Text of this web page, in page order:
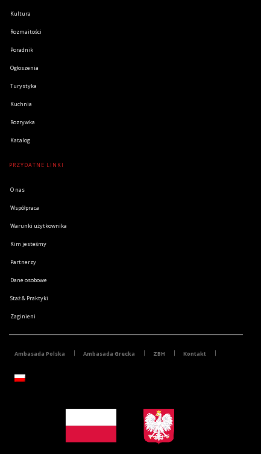
Kultura
Rozmaitości
Poradnik
Ogłoszenia
Turystyka
Kuchnia
Rozrywka
Katalog
PRZYDATNE LINKI
O nas
Współpraca
Warunki użytkownika
Kim jesteśmy
Partnerzy
Dane osobowe
Staż & Praktyki
Zaginieni
Ambasada Polska Ambasada Grecka ZBH Kontakt